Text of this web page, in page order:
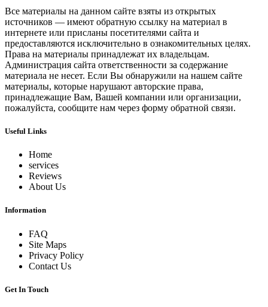
Все материалы на данном сайте взяты из открытых
источников — имеют обратную ссылку на материал в
интернете или присланы посетителями сайта и
предоставляются исключительно в ознакомительных целях.
Права на материалы принадлежат их владельцам.
Администрация сайта ответственности за содержание
материала не несет. Если Вы обнаружили на нашем сайте
материалы, которые нарушают авторские права,
принадлежащие Вам, Вашей компании или организации,
пожалуйста, сообщите нам через форму обратной связи.
Useful Links
Home
services
Reviews
About Us
Information
FAQ
Site Maps
Privacy Policy
Contact Us
Get In Touch